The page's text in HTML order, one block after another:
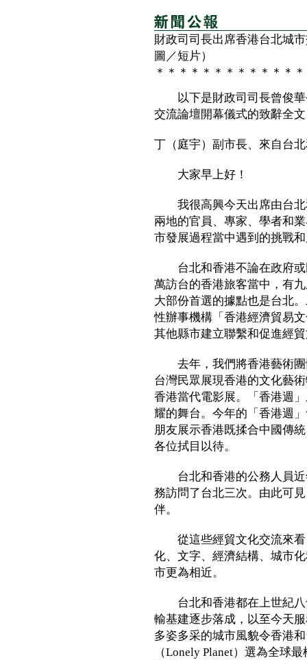
財政司司長出席香港台北城
圖／短片）
＊＊＊＊＊＊＊＊＊＊＊＊
以下是財政司司長曾俊華
交流論壇開幕儀式的致辭全
丁（庭宇）副市長、來自台
大家早上好！
我很高興今天出席由台北
兩地的官員、專家、學者和
市發展過程當中遇到的挑戰
台北和香港不論在政府或
萬訪台的香港旅客當中，有
大部份首選的據點也是台北
性辦事機構「香港經濟貿易
其他縣市建立聯繫和促進經
去年，我們將香港藝術團
台灣民眾展現香港的文化藝
香港當代電影展。「香港週
耀的舞台。今年的「香港週
朋友展示香港既揉合中國傳
各位拭目以待。
台北和香港的公務人員近
務訪問了台北三次。由此可
伴。
從這些經貿文化交流來看
化、文字、經濟結構、城市
市更為相近。
台北和香港都在上世紀八
輸基建逐步落成，以至今天
多姿多采的城市風貌令香港
（Lonely Planet）選為全球